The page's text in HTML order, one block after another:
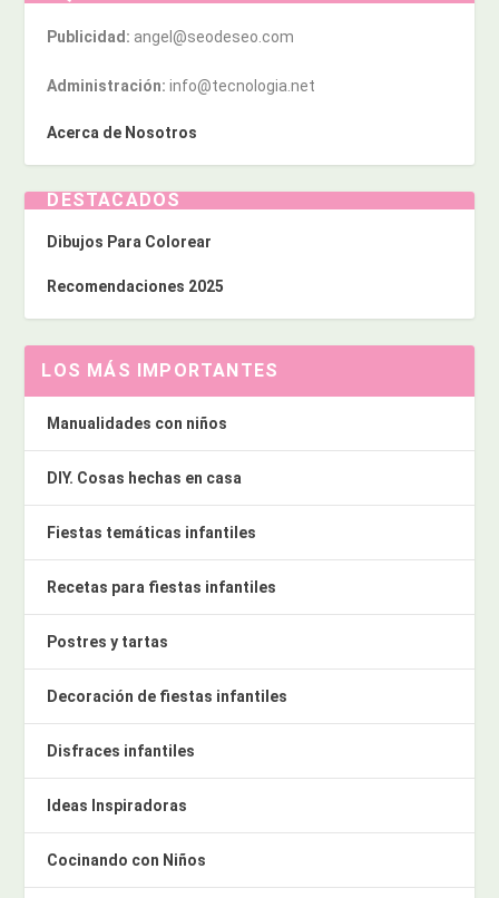
Publicidad: angel@seodeseo.com
Administración: info@tecnologia.net
Acerca de Nosotros
DESTACADOS
Dibujos Para Colorear
Recomendaciones 2025
LOS MÁS IMPORTANTES
Manualidades con niños
DIY. Cosas hechas en casa
Fiestas temáticas infantiles
Recetas para fiestas infantiles
Postres y tartas
Decoración de fiestas infantiles
Disfraces infantiles
Ideas Inspiradoras
Cocinando con Niños